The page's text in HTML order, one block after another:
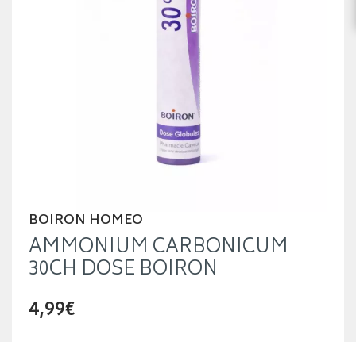
BOIRON HOMEO
AMMONIUM CARBONICUM
30CH DOSE BOIRON
4,99€